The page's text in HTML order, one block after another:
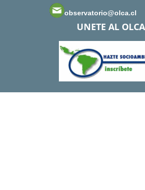
observatorio@olca.cl
UNETE AL OLCA